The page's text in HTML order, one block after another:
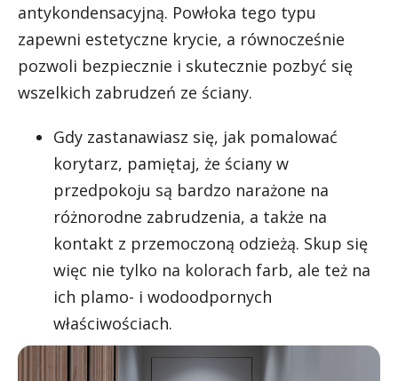
antykondensacyjną. Powłoka tego typu
zapewni estetyczne krycie, a równocześnie
pozwoli bezpiecznie i skutecznie pozbyć się
wszelkich zabrudzeń ze ściany.
Gdy zastanawiasz się, jak pomalować
korytarz, pamiętaj, że ściany w
przedpokoju są bardzo narażone na
różnorodne zabrudzenia, a także na
kontakt z przemoczoną odzieżą. Skup się
więc nie tylko na kolorach farb, ale też na
ich plamo- i wodoodpornych
właściwościach.